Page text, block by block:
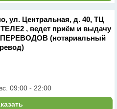
ул. Центральная, д. 40, ТЦ
, ведет приём и выдачу
ПЕРЕВОДОВ (нотариальный
09:00 - 22:00